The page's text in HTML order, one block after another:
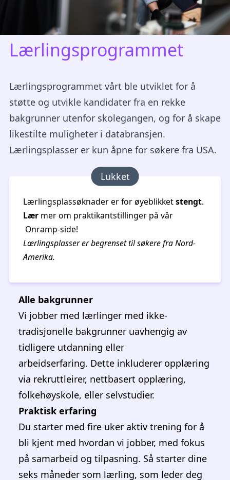
Lærlingsprogrammet
Lærlingsprogrammet vårt ble utviklet for å
støtte og utvikle kandidater fra en rekke
bakgrunner utenfor skolegangen, og for å skape
Lærlingsplasser er kun åpne for søkere fra USA.
​​Lærlingsplassøknader er for øyeblikket
Lærmer om praktikantstillinger på vår
Onramp
Amerika.
Lukket
Alle bakgrunner
Vi jobber med lærlinger med ikke-
tradisjonelle bakgrunner uavhengig av
tidligere utdanning eller
arbeidserfaring. Dette inkluderer opplæring
via rekruttleirer, nettbasert opplæring,
folkehøyskole, eller selvstudier.
Praktisk erfaring
Du starter med fire uker aktiv trening for å
bli kjent med hvordan vi jobber, med fokus